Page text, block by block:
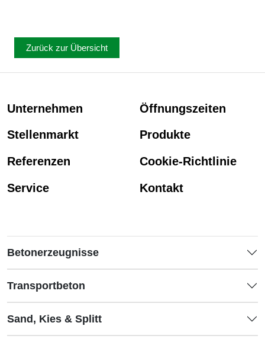
Zurück zur Übersicht
Unternehmen Öffnungszeiten
Stellenmarkt Produkte
Referenzen Cookie-Richtlinie
Service Kontakt
Betonerzeugnisse
Transportbeton
Sand, Kies & Splitt